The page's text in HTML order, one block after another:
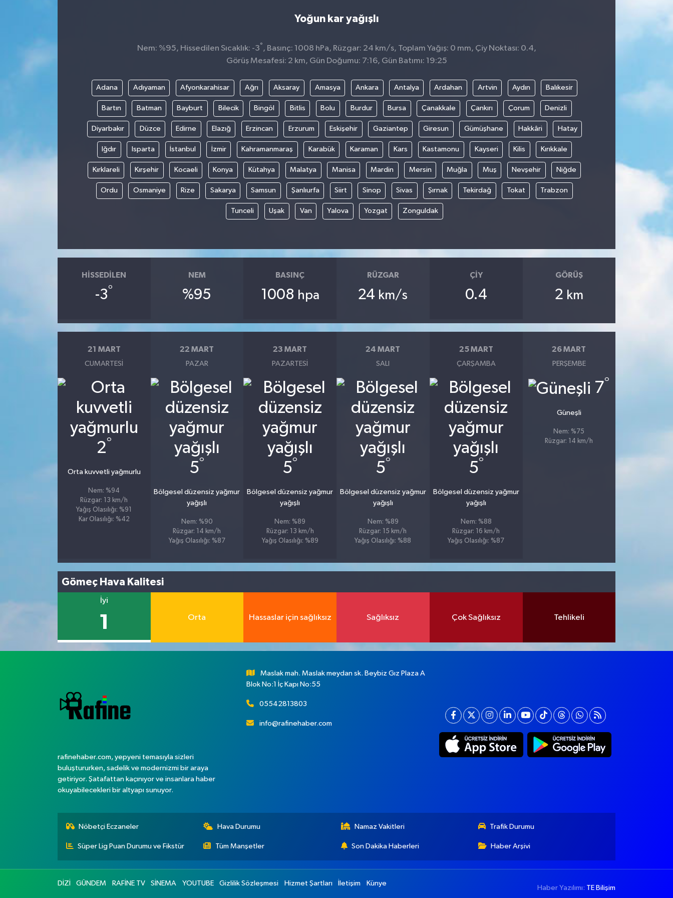
Yoğun kar yağışlı
Nem: %95, Hissedilen Sıcaklık: -3° , Basınç: 1008 hPa, Rüzgar: 24 km/s, Toplam Yağış: 0 mm, Çiy Noktası: 0.4,
Görüş Mesafesi: 2 km, Gün Doğumu: 7:16, Gün Batımı: 19:25
Adana Adıyaman Afyonkarahisar Ağrı Aksaray Amasya Ankara Antalya Ardahan Artvin Aydın Balıkesir
Bartın Batman Bayburt Bilecik Bingöl Bitlis Bolu Burdur Bursa Çanakkale Çankırı Çorum Denizli
Diyarbakır Düzce Edirne Elazığ Erzincan Erzurum Eskişehir Gaziantep Giresun Gümüşhane Hakkâri Hatay
Iğdır Isparta İstanbul İzmir Kahramanmaraş Karabük Karaman Kars Kastamonu Kayseri Kilis Kırıkkale
Kırklareli Kırşehir Kocaeli Konya Kütahya Malatya Manisa Mardin Mersin Muğla Muş Nevşehir Niğde
Ordu Osmaniye Rize Sakarya Samsun Şanlıurfa Siirt Sinop Sivas Şırnak Tekirdağ Tokat Trabzon
Tunceli Uşak Van Yalova Yozgat Zonguldak
HISSEDILEN
-3°
NEM
%95
BASINÇ
1008 hpa
RÜZGAR
24 km/s
ÇIY
0.4
GÖRÜŞ
2 km
21 MART
CUMARTESI
2°
Orta kuvvetli yağmurlu
Nem: %94
Rüzgar: 13 km/h
Yağış Olasılığı: %91
Kar Olasılığı: %42
22 MART
PAZAR
5°
Bölgesel düzensiz yağmur
yağışlı
Nem: %90
Rüzgar: 14 km/h
Yağış Olasılığı: %87
23 MART
PAZARTESI
5°
Bölgesel düzensiz yağmur
yağışlı
Nem: %89
Rüzgar: 13 km/h
Yağış Olasılığı: %89
24 MART
SALI
5°
Bölgesel düzensiz yağmur
yağışlı
Nem: %89
Rüzgar: 15 km/h
Yağış Olasılığı: %88
25 MART
ÇARŞAMBA
5°
Bölgesel düzensiz yağmur
yağışlı
Nem: %88
Rüzgar: 16 km/h
Yağış Olasılığı: %87
26 MART
PERŞEMBE
7°
Güneşli
Nem: %75
Rüzgar: 14 km/h
Gömeç Hava Kalitesi
İyi
1 Orta Hassaslar için sağlıksız Sağlıksız Çok Sağlıksız Tehlikeli
rafinehaber.com, yepyeni temasıyla sizleri
buluştururken, sadelik ve modernizmi bir araya
getiriyor. Şatafattan kaçınıyor ve insanlara haber
okuyabilecekleri bir altyapı sunuyor.
Maslak mah. Maslak meydan sk. Beybiz Gız Plaza A
Blok No:1 İç Kapı No:55
05542813803
info@rafinehaber.com
Nöbetçi Eczaneler Hava Durumu Namaz Vakitleri Trafik Durumu
Süper Lig Puan Durumu ve Fikstür Tüm Manşetler Son Dakika Haberleri Haber Arşivi
DİZİ GÜNDEM RAFİNE TV SİNEMA YOUTUBE Gizlilik Sözleşmesi Hizmet Şartları İletişim Künye
Haber Yazılımı: TE Bilişim